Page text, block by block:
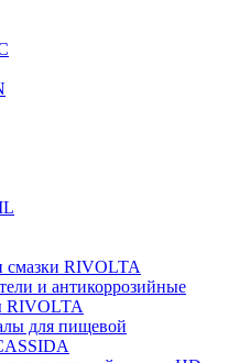
смазки RIVOLTA
и антикоррозийные
RIVOLTA
для пищевой